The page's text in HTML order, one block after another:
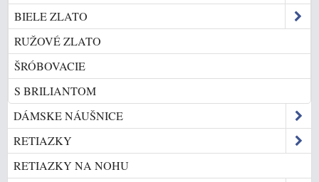
BIELE ZLATO
RUŽOVÉ ZLATO
ŠRÓBOVACIE
S BRILIANTOM
DÁMSKE NÁUŠNICE
RETIAZKY
RETIAZKY NA NOHU